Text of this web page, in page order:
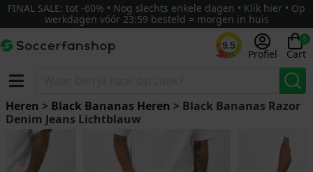
FINAL SALE: tot -60% • Nog slechts enkele dagen • Klik hier • Op
werkdagen vóór 23:59 besteld = morgen in huis
9.5
Profiel
0
Cart
Heren > Black Bananas Heren > Black Bananas Razor
Denim Jeans Lichtblauw